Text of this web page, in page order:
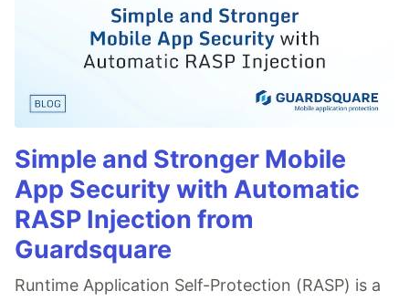
Simple and Stronger Mobile
App Security with Automatic
RASP Injection from
Guardsquare
Runtime Application Self-Protection (RASP) is a